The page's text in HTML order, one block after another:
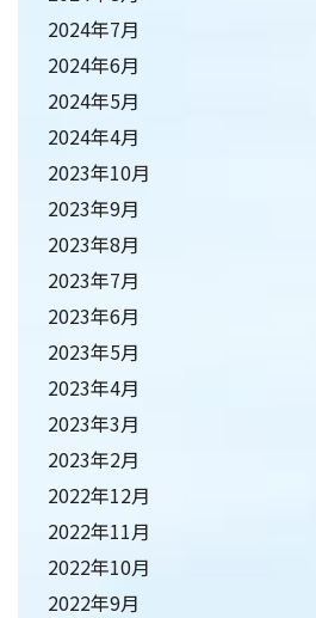
2024年7月
2024年6月
2024年5月
2024年4月
2023年10月
2023年9月
2023年8月
2023年7月
2023年6月
2023年5月
2023年4月
2023年3月
2023年2月
2022年12月
2022年11月
2022年10月
2022年9月